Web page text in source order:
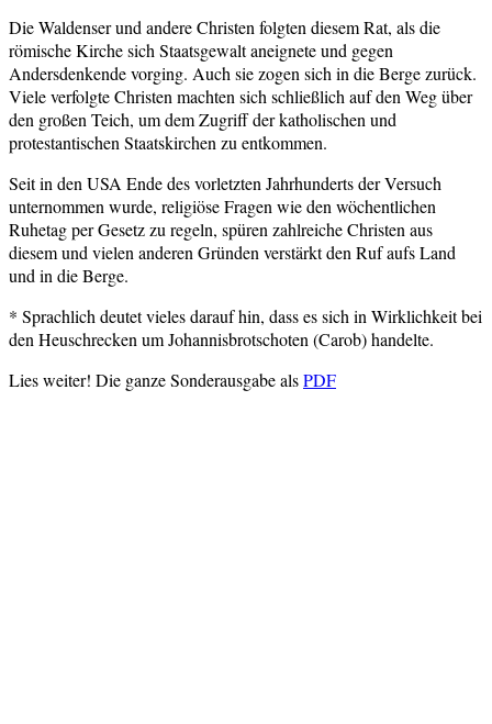
Die Waldenser und andere Christen folgten diesem Rat, als die
römische Kirche sich Staatsgewalt aneignete und gegen
Andersdenkende vorging. Auch sie zogen sich in die Berge zurück.
Viele verfolgte Christen machten sich schließlich auf den Weg über
den großen Teich, um dem Zugriff der katholischen und
protestantischen Staatskirchen zu entkommen.
Seit in den USA Ende des vorletzten Jahrhunderts der Versuch
unternommen wurde, religiöse Fragen wie den wöchentlichen
Ruhetag per Gesetz zu regeln, spüren zahlreiche Christen aus
diesem und vielen anderen Gründen verstärkt den Ruf aufs Land
und in die Berge.
* Sprachlich deutet vieles darauf hin, dass es sich in Wirklichkeit bei
den Heuschrecken um Johannisbrotschoten (Carob) handelte.
Lies weiter! Die ganze Sonderausgabe alsPDF